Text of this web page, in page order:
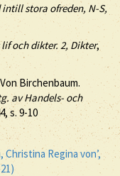
stora ofreden, N-S,
och dikter. 2, Dikter,
Birchenbaum.
av Handels- och
s. 9-10
Regina von’,